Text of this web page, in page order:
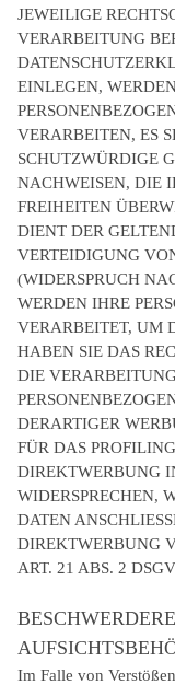
JEWEILIGE
VERARBEITUNG
EINLEGEN,
VERARBEITEN, ES
SCHUTZWÜRDIGE
NACHWEISEN, DIE
FREIHEITEN
DIENT DER
VERTEIDIGUNG
(WIDERSPRUCH
WERDEN IHRE
VERARBEITET, UM
HABEN SIE DAS
DIE
DERARTIGER
FÜR DAS
DIREKTWERBUNG
WIDERSPRECHEN,
DATEN
DIREKTWERBUNG
ART. 21 ABS. 2
Im Falle von